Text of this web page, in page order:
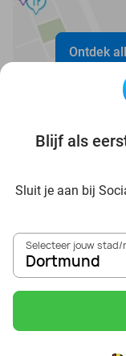
Blijf als
Sluit je aan bij
Selecteer jouw stad/
Dortmund
Ontdek
Voordelig
In die Sauna in
Tagesausflug
Dortmund aus
Frühstück &
Reise von
Tag im Freizeitpark
Besuche das